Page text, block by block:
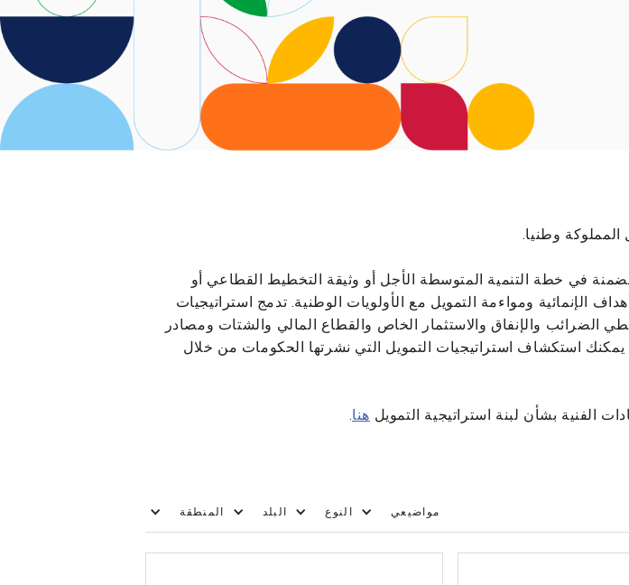
في خطة التنمية المتوسطة الأجل أو وثيقة التخطيط القطاعي أو
الإنمائية ومواءمة التمويل مع الأولويات الوطنية. تدمج استراتيجيات
الضرائب والإنفاق والاستثمار الخاص والقطاع المالي والشتات ومصادر
استكشاف استراتيجيات التمويل التي نشرتها الحكومات من خلال
الفنية بشأن لبنة استراتيجية التمويل هنا.
مواضيعي النوع البلد المنطقة